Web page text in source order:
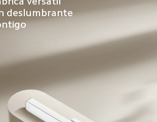
deslumbrante